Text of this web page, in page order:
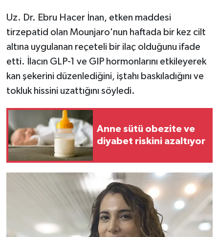
Uz. Dr. Ebru Hacer İnan, etken maddesi
tirzepatid olan Mounjaro'nun haftada bir kez cilt
altına uygulanan reçeteli bir ilaç olduğunu ifade
etti. İlacın GLP-1 ve GIP hormonlarını etkileyerek
kan şekerini düzenlediğini, iştahı baskıladığını ve
tokluk hissini uzattığını söyledi.
Anne sütü obezite ve
diyabet riskini azaltıyor